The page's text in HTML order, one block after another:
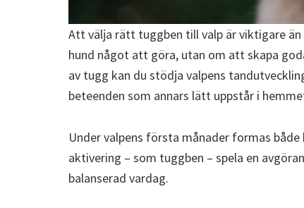
Att välja rätt tuggben till valp är viktigare
hund något att göra, utan om att skapa
av tugg kan du stödja valpens
beteenden som annars lätt uppstår i
Under valpens första månader formas
aktivering – som tuggben – spela en
balanserad vardag.